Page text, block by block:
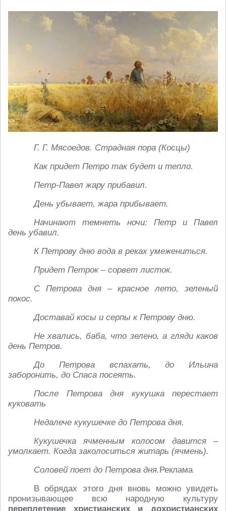
Г. Г. Мясоедов. Страдная пора (Косцы)
Как придет Петро так будет и тепло.
Петр-Павел жару прибавил.
День убывает, жара прибывает.
Начинают темнеть ночи: Петр и Павел
день убавил.
К Петрову дню вода в реках умежениться.
Придет Петрок – сорвет листок.
С Петрова дня – красное лето, зеленый
покос.
Доставай косы и серпы к Петрову дню.
Не хвались, баба, что зелено, а гляди каков
день Петров.
До Петрова вспахать, до Ильина
заборонить, до Спаса посеять.
После Петрова дня кукушка перестает
куковать
Недалече кукушечке до Петрова дня.
Кукушечка ячменным колосом давится –
умолкает. Когда заколоситься житарь (ячмень).
Соловей поет до Петрова дня. Реклама
В обрядах этого дня вновь можно увидеть
пронизывающее всю народную культуру
переплетение христианских и дохристианских